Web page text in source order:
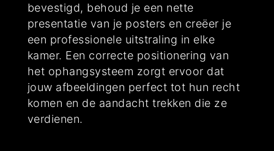
bevestigd, behoud je een nette
presentatie van je posters en creëer je
een professionele uitstraling in elke
kamer. Een correcte positionering van
het ophangsysteem zorgt ervoor dat
jouw afbeeldingen perfect tot hun recht
komen en de aandacht trekken die ze
verdienen.